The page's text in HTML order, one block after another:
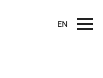
EN